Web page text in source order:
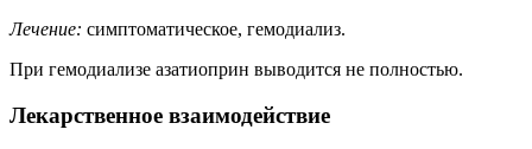
Лечение: симптоматическое, гемодиализ.
При гемодиализе азатиоприн выводится не полностью.
Лекарственное взаимодействие